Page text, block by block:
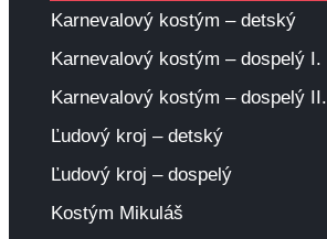
Karnevalový kostým – detský
Karnevalový kostým – dospelý I.
Karnevalový kostým – dospelý II.
Ľudový kroj – detský
Ľudový kroj – dospelý
Kostým Mikuláš